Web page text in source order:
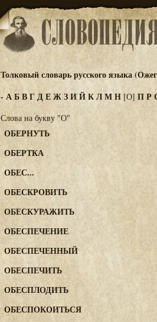
Толковый словарь русского языка
-АБВГДЕЖЗИЙКЛМН [О] ПР
Слова на букву "О"
ОБЕРНУТЬ
ОБЕРТКА
ОБЕС...
ОБЕСКРОВИТЬ
ОБЕСКУРАЖИТЬ
ОБЕСПЕЧЕНИЕ
ОБЕСПЕЧЕННЫЙ
ОБЕСПЕЧИТЬ
ОБЕСПЛОДИТЬ
ОБЕСПОКОИТЬСЯ